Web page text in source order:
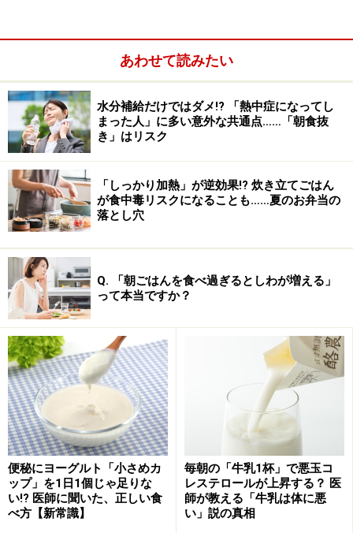
があるのでしょうか。
これまでの研究を紐解いていくと「ヨーグルトは便秘に
効果が一定レベルでは期待できる」と言ってよさそうで
す。特に、「ビフィズス菌」などの特定の菌（プロバイ
オティクス）を含むヨーグルトは、お通じの回数を増や
してくれることが、複数の研究で報告されています。
補助的な役割を果たしている
ただし、研究によって使用されるヨーグルトが異なった
り、研究自体が小規模だったりといった理由で、決定的
な証拠とは言い切れないかもしれません。
あわせて読みたい
水分補給だけではダメ!? 「熱中症になってし
まった人」に多い意外な共通点……「朝食抜
き」はリスク
「しっかり加熱」が逆効果!? 炊き立てごはん
が食中毒リスクになることも……夏のお弁当の
落とし穴
Q. 「朝ごはんを食べ過ぎるとしわが増える」
って本当ですか？
便秘にヨーグルト「小さめカ
ップ」を1日1個じゃ足りな
い!? 医師に聞いた、正しい食
べ方【新常識】
毎朝の「牛乳1杯」で悪玉コ
レステロールが上昇する？ 医
師が教える「牛乳は体に悪
い」説の真相